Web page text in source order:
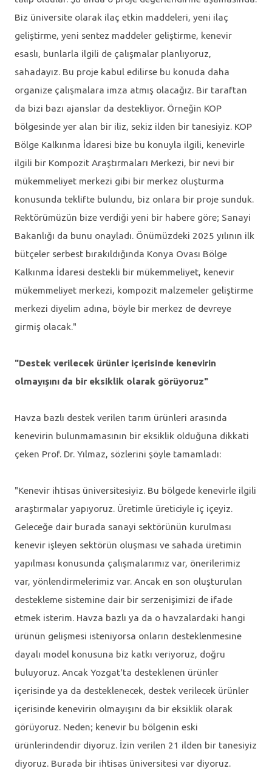
Biz üniversite olarak ilaç etkin maddeleri, yeni ilaç
geliştirme, yeni sentez maddeler geliştirme, kenevir
esaslı, bunlarla ilgili de çalışmalar planlıyoruz,
sahadayız. Bu proje kabul edilirse bu konuda daha
organize çalışmalara imza atmış olacağız. Bir taraftan
da bizi bazı ajanslar da destekliyor. Örneğin KOP
bölgesinde yer alan bir iliz, sekiz ilden bir tanesiyiz. KOP
Bölge Kalkınma İdaresi bize bu konuyla ilgili, kenevirle
ilgili bir Kompozit Araştırmaları Merkezi, bir nevi bir
mükemmeliyet merkezi gibi bir merkez oluşturma
konusunda teklifte bulundu, biz onlara bir proje sunduk.
Rektörümüzün bize verdiği yeni bir habere göre; Sanayi
Bakanlığı da bunu onayladı. Önümüzdeki 2025 yılının ilk
bütçeler serbest bırakıldığında Konya Ovası Bölge
Kalkınma İdaresi destekli bir mükemmeliyet, kenevir
mükemmeliyet merkezi, kompozit malzemeler geliştirme
merkezi diyelim adına, böyle bir merkez de devreye
girmiş olacak."
"Destek verilecek ürünler içerisinde kenevirin
olmayışını da bir eksiklik olarak görüyoruz"
Havza bazlı destek verilen tarım ürünleri arasında
kenevirin bulunmamasının bir eksiklik olduğuna dikkati
çeken Prof. Dr. Yılmaz, sözlerini şöyle tamamladı:
"Kenevir ihtisas üniversitesiyiz. Bu bölgede kenevirle ilgili
araştırmalar yapıyoruz. Üretimle üreticiyle iç içeyiz.
Geleceğe dair burada sanayi sektörünün kurulması
kenevir işleyen sektörün oluşması ve sahada üretimin
yapılması konusunda çalışmalarımız var, önerilerimiz
var, yönlendirmelerimiz var. Ancak en son oluşturulan
destekleme sistemine dair bir serzenişimizi de ifade
etmek isterim. Havza bazlı ya da o havzalardaki hangi
ürünün gelişmesi isteniyorsa onların desteklenmesine
dayalı model konusuna biz katkı veriyoruz, doğru
buluyoruz. Ancak Yozgat'ta desteklenen ürünler
içerisinde ya da desteklenecek, destek verilecek ürünler
içerisinde kenevirin olmayışını da bir eksiklik olarak
görüyoruz. Neden; kenevir bu bölgenin eski
ürünlerindendir diyoruz. İzin verilen 21 ilden bir tanesiyiz
diyoruz. Burada bir ihtisas üniversitesi var diyoruz.